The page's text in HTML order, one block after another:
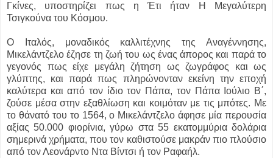
Γκίνες, υποστηρίζει πως η Έτι ήταν Η Μεγαλύτερη
Τσιγκούνα του Κόσμου.
Ο Ιταλός, μοναδικός καλλιτέχνης της Αναγέννησης,
Μικελάντζελο έζησε τη ζωή του ως ένας άπορος και παρά το
γεγονός πως είχε μεγάλη ζήτηση ως ζωγράφος και ως
γλύπτης, και παρά πως πληρώνονταν εκείνη την εποχή
καλύτερα και από τον ίδιο τον Πάπα, τον Πάπα Ιούλιο Β΄,
ζούσε μέσα στην εξαθλίωση και κοιμόταν με τις μπότες. Με
το θάνατό του το 1564, ο Μικελάντζελο άφησε μία περουσία
αξίας 50.000 φιορίνια, γύρω στα 55 εκατομμύρια δολάρια
σημερινά χρήματα, που τον καθιστούσε μακράν πιο πλούσιο
από τον Λεονάρντο Ντα Βίντσι ή τον Ραφαήλ.